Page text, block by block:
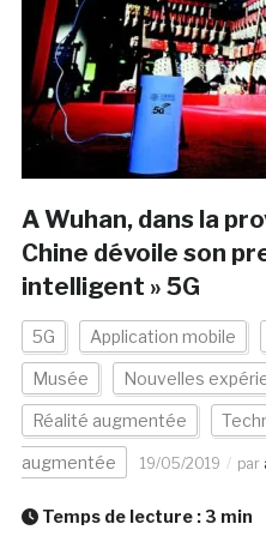
A Wuhan, dans la
Chine dévoile son
intelligent » 5G
5G Application mobile
Musée Nouvelles
Réalité augmentée
augmentée 19/05/2019 par
Temps de lecture : 3 min